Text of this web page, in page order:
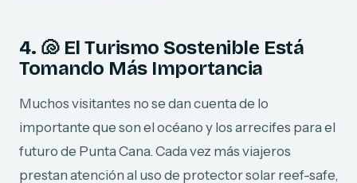
4. 🐚 El Turismo Sostenible Está
Tomando Más Importancia
Muchos visitantes no se dan cuenta de lo
importante que son el océano y los arrecifes para el
futuro de Punta Cana. Cada vez más viajeros
prestan atención al uso de protector solar reef-safe,